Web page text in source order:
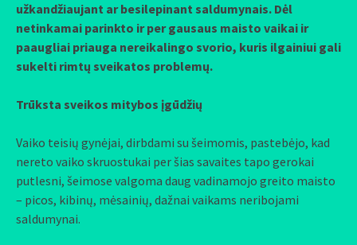
užkandžiaujant ar besilepinant saldumynais. Dėl
netinkamai parinkto ir per gausaus maisto vaikai ir
paaugliai priauga nereikalingo svorio, kuris ilgainiui gali
sukelti rimtų sveikatos problemų.
Trūksta sveikos mitybos įgūdžių
Vaiko teisių gynėjai, dirbdami su šeimomis, pastebėjo, kad
nereto vaiko skruostukai per šias savaites tapo gerokai
putlesni, šeimose valgoma daug vadinamojo greito maisto
– picos, kibinų, mėsainių, dažnai vaikams neribojami
saldumynai.